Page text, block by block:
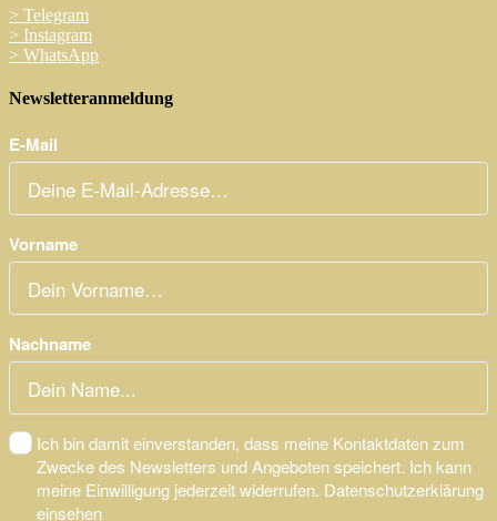
> Telegram
> Instagram
> WhatsApp
Newsletteranmeldung